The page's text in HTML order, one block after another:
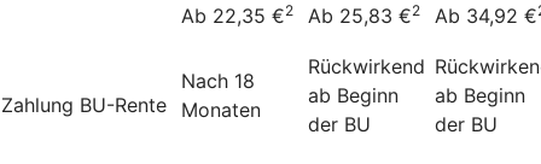
Ab 22,35 €2 Ab 25,83 €2 Ab 34,92 €
Zahlung BU-Rente
Nach 18
Monaten
Rückwirkend
ab Beginn
der BU
ab Beginn
der BU